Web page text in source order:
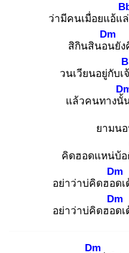
ว่ามีคนเมื่อยแอ้แล่
สิกินสินอน
Dm
ยั
วนเวียนอยู่กับเ
แล้วคนทางนั้
ยามน
คิดฮอดแหน่บ้
อย่าว่าบ่คิดฮอด
Dm
อย่าว่าบ่คิดฮอด
Dm
Dm